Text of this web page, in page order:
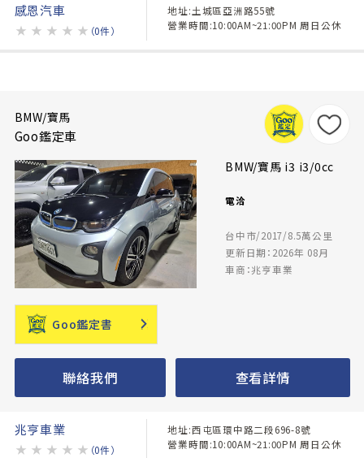
感恩汽車
★ ★ ★ ★ ★ （0件）
地址:土城區亞洲路55號
營業時間:10:00AM~21:00PM 周日公休
BMW/寶馬
Goo鑑定車
BMW/寶馬 i3 i3/0cc
電洽
台中市/2017/8.5萬公里
更新日期：2026年 08月
車商：兆亨車業
Goo鑑定書
聯絡我們 查看詳情
兆亨車業
★ ★ ★ ★ ★ （0件）
地址:西屯區環中路二段696-8號
營業時間:10:00AM~21:00PM 周日公休